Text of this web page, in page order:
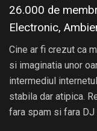
26.000 de
Electronic,
Cine ar fi crezut ca
si imaginatia unor
intermediul
stabila dar atipica.
fara spam si fara DJ